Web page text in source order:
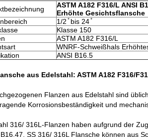
ASTM A182 F316/L ANSI
Erhöhte Gesichtsflansche
1/2 ̊ bis 24 ̊
Klasse 150
ASTM A182 F316/L
WNRF-Schweißhals
ANSI B16.5
aus Edelstahl: ASTM A182 F316/
Flanzen aus Edelstahl sind
Korrosionsbeständigkeit und
316/ 316L-Flanzen haben aufgrund der
SS 316/ 316L Flansche können aus